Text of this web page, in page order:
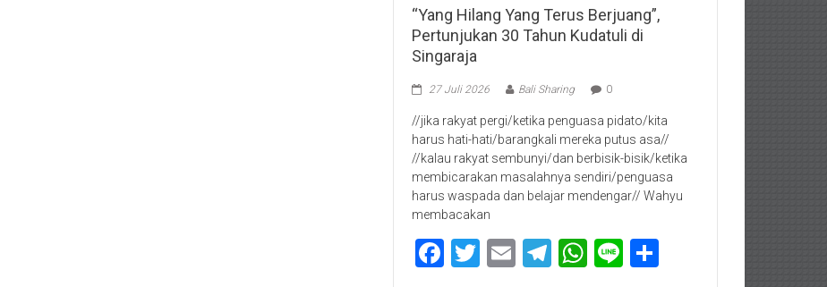
“Yang Hilang Yang Terus Berjuang”,
Pertunjukan 30 Tahun Kudatuli di
Singaraja
27 Juli 2026 Bali Sharing 0
//jika rakyat pergi/ketika penguasa pidato/kita
harus hati-hati/barangkali mereka putus asa//
//kalau rakyat sembunyi/dan berbisik-bisik/ketika
membicarakan masalahnya sendiri/penguasa
harus waspada dan belajar mendengar// Wahyu
membacakan
Facebook
Twitter
EmailTelegram
WhatsApp
Line